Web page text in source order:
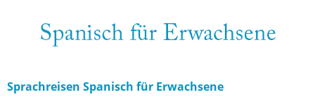
Sprachreisen Spanisch für Erwachsene